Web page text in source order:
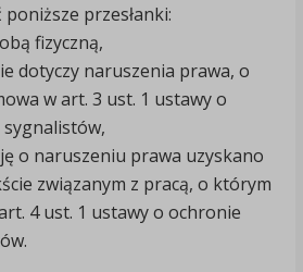
poniższe przesłanki:
fizyczną,
dotyczy naruszenia prawa, o
w art. 3 ust. 1 ustawy o
o naruszeniu prawa uzyskano
związanym z pracą, o którym
4 ust. 1 ustawy o ochronie